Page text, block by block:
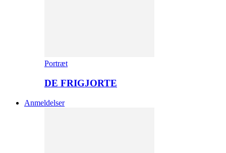
Portræt
DE FRIGJORTE
Anmeldelser